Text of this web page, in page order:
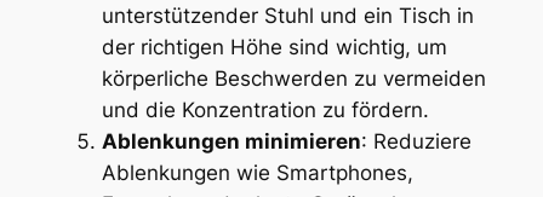
unterstützender Stuhl und ein Tisch in
der richtigen Höhe sind wichtig, um
körperliche Beschwerden zu vermeiden
und die Konzentration zu fördern.
Ablenkungen minimieren: Reduziere
Ablenkungen wie Smartphones,